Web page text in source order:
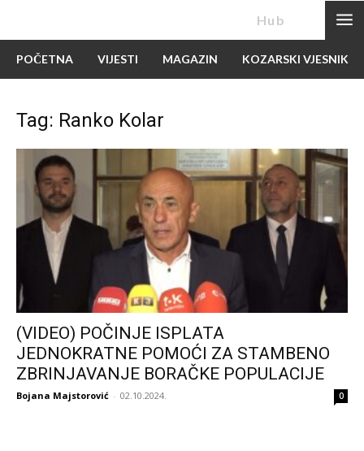
Hub
POČETNA VIJESTI MAGAZIN KOZARSKI VJESNIK
Tag: Ranko Kolar
(VIDEO) POČINJE ISPLATA
JEDNOKRATNE POMOĆI ZA STAMBENO
ZBRINJAVANJE BORAČKE POPULACIJE
Bojana Majstorović - 02.10.2024. 0